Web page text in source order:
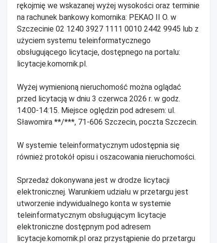
rękojmię we wskazanej wyżej wysokości oraz terminie
na rachunek bankowy komornika: PEKAO II O. w
Szczecinie 02 1240 3927 1111 0010 2442 9945 lub z
użyciem systemu teleinformatycznego
obsługującego licytacje, dostępnego na portalu:
licytacje.komornik.pl.
Wyżej wymienioną nieruchomość można oglądać
przed licytacją w dniu 3 czerwca 2026 r. w godz.
14:00-14:15. Miejsce oględzin pod adresem: ul.
Sławomira **/***, 71-606 Szczecin, poczta Szczecin.
W systemie teleinformatycznym udostępnia się
również protokół opisu i oszacowania nieruchomości.
Sprzedaż dokonywana jest w drodze licytacji
elektronicznej. Warunkiem udziału w przetargu jest
utworzenie indywidualnego konta w systemie
teleinformatycznym obsługującym licytacje
elektroniczne dostępnym pod adresem
licytacje.komornik.pl oraz przystąpienie do przetargu